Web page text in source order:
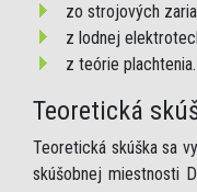
zo strojových
z lodnej
z teórie plachtenia.
Teoretická
Teoretická skúška sa
skúšobnej miestnosti